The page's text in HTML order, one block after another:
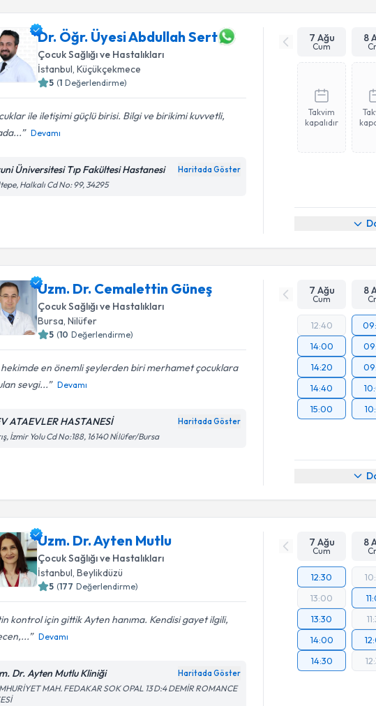
Dr. Öğr. Üyesi Abdullah Sert
Çocuk Sağlığı ve Hastalıkları
İstanbul, Küçükçekmece
5 (1 Değerlendirme)
ile iletişimi güçlü birisi. Bilgi ve birikimi kuvvetli,
Devamı
Üniversitesi Tıp Fakültesi Hastanesi Haritada Göster
Halkalı Cd No: 99, 34295
7 Ağu
Cum
8
Takvim
kapalıdır
Uzm. Dr. Cemalettin Güneş
Çocuk Sağlığı ve Hastalıkları
Bursa , Nilüfer
5 (10 Değerlendirme)
en önemli şeylerden biri merhamet çocuklara
sevgi...
Devamı
ATAEVLER HASTANESİ Haritada Göster
İzmir Yolu Cd No:188, 16140 Ni̇lüfer/Bursa
7 Ağu
Cum
8
12:40
14:00
14:20
14:40
15:00
Uzm. Dr. Ayten Mutlu
Çocuk Sağlığı ve Hastalıkları
İstanbul, Beylikdüzü
5 (177 Değerlendirme)
kontrol için gittik Ayten hanıma. Kendisi gayet ilgili,
Devamı
Dr. Ayten Mutlu Kliniği Haritada Göster
MAH. FEDAKAR SOK OPAL 13 D:4 DEMİR ROMANCE
7 Ağu
Cum
8
12:30
13:00
13:30
14:00
14:30